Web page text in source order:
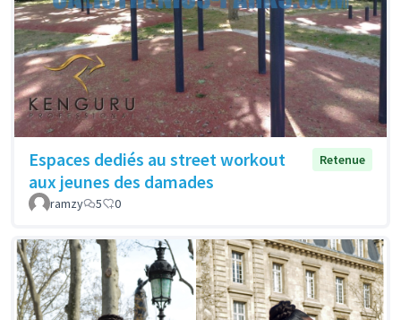
Espaces dediés au street workout
aux jeunes des damades
Retenue
ramzy 5 0